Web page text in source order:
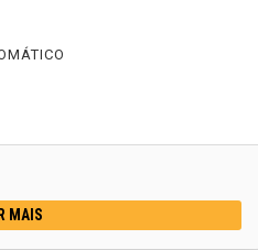
MAIS